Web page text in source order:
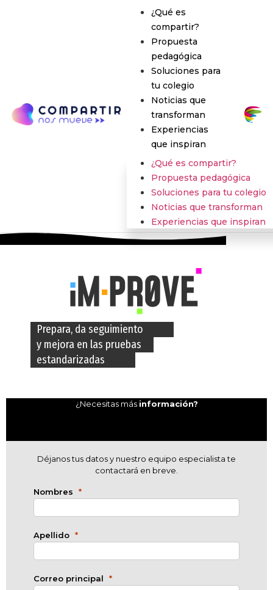
¿Qué es
compartir?
Propuesta
pedagógica
Soluciones para
tu colegio
Noticias que
transforman
Experiencias
que inspiran
¿Qué es compartir?
Propuesta pedagógica
Soluciones para tu colegio
Noticias que transforman
Experiencias que inspiran
Prepara, da seguimiento
y mejora en las pruebas
estandarizadas
¿Necesitas más información?
Déjanos tus datos y nuestro equipo especialista te
contactará en breve.
Nombres
Apellido
Correo principal